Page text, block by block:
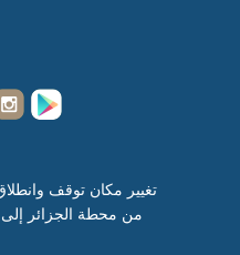
تغيير مكان توقف
من محطة الجزائر إلى